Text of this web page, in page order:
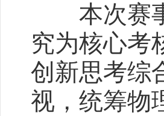
本次赛事
究为核心考
创新思考综
视，统筹物